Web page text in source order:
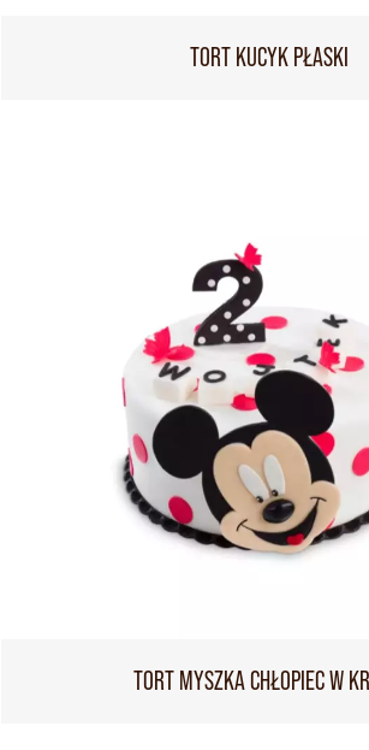
TORT KUCYK PŁASKI
TORT MYSZKA CHŁOPIEC W